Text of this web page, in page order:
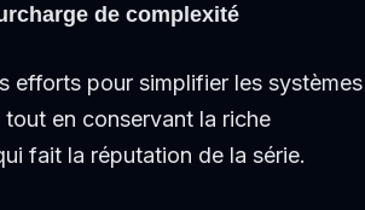
de complexité
efforts pour simplifier les systèmes
en conservant la riche
fait la réputation de la série.